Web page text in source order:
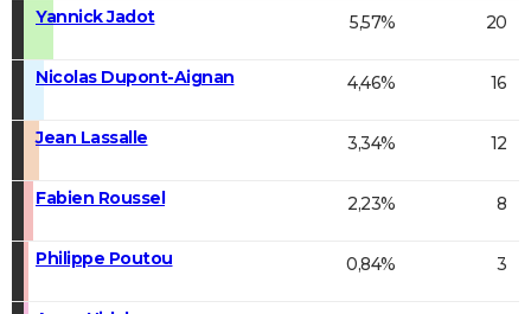
Yannick Jadot 5,57% 20
Nicolas Dupont-Aignan 4,46% 16
Jean Lassalle 3,34% 12
Fabien Roussel 2,23% 8
Philippe Poutou 0,84% 3